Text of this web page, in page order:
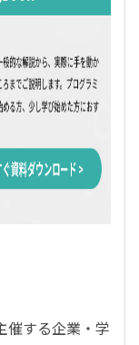
催する企業・学